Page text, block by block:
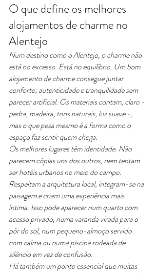
O que define os melhores
alojamentos de charme no
Alentejo
Num destino como o Alentejo, o charme não
está no excesso. Está no equilíbrio. Um bom
alojamento de charme consegue juntar
conforto, autenticidade e tranquilidade sem
parecer artificial. Os materiais contam, claro -
pedra, madeira, tons naturais, luz suave -,
mas o que pesa mesmo é a forma como o
espaço faz sentir quem chega.
Os melhores lugares têm identidade. Não
parecem cópias uns dos outros, nem tentam
ser hotéis urbanos no meio do campo.
Respeitam a arquitetura local, integram-se na
paisagem e criam uma experiência mais
íntima. Isso pode aparecer num quarto com
acesso privado, numa varanda virada para o
pôr do sol, num pequeno-almoço servido
com calma ou numa piscina rodeada de
silêncio em vez de confusão.
Há também um ponto essencial que muitas